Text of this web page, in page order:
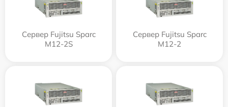
Сервер Fujitsu Sparc
M12-2S
Сервер Fujitsu Sparc
M12-2